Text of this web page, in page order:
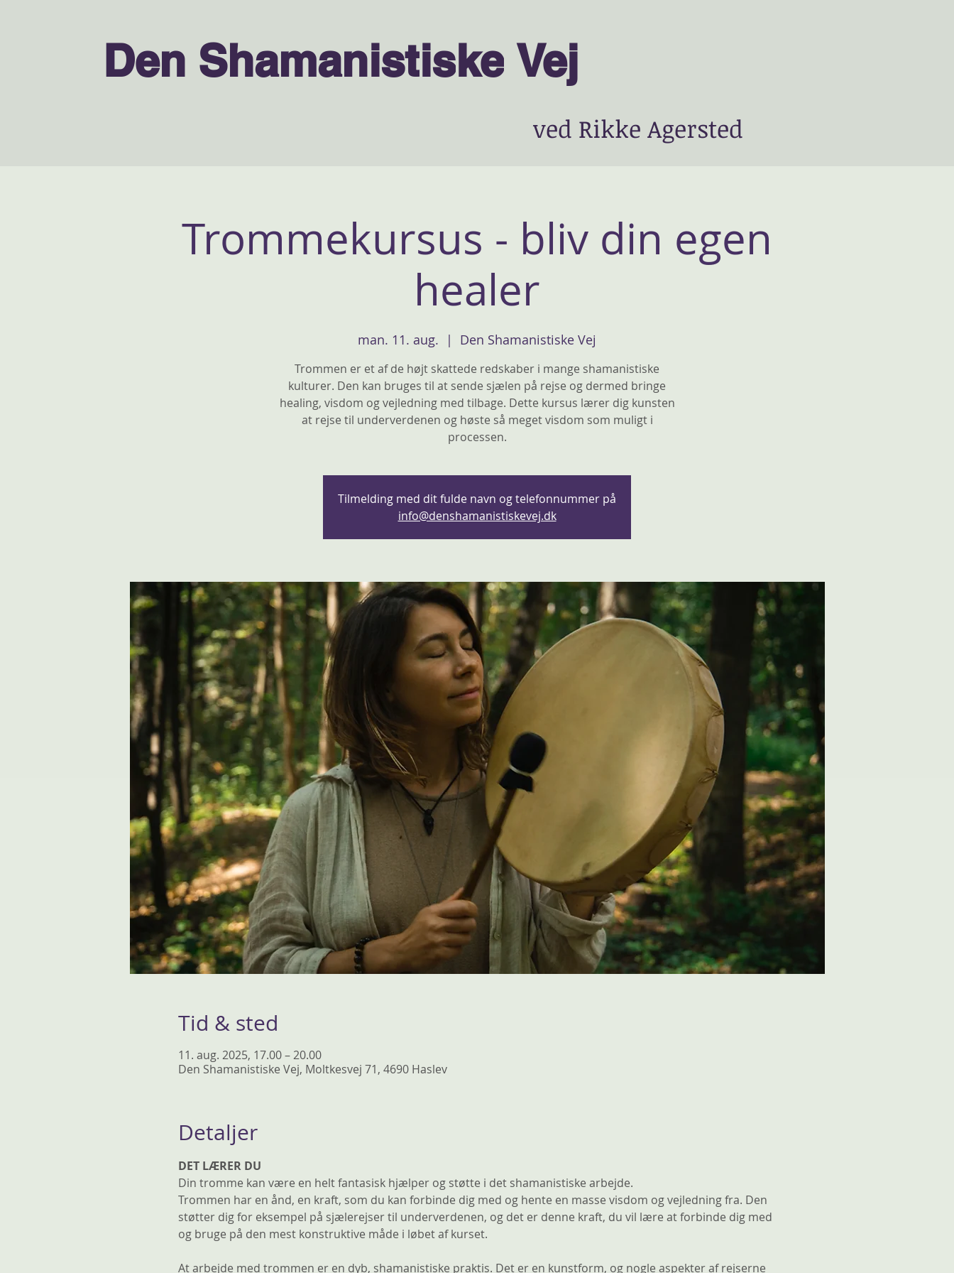
Den Shamanistiske Vej
ved Rikke Agersted
Trommekursus - bliv din egen
healer
man. 11. aug.
  |
Den Shamanistiske Vej
Trommen er et af de højt skattede redskaber i mange shamanistiske
kulturer. Den kan bruges til at sende sjælen på rejse og dermed bringe
healing, visdom og vejledning med tilbage. Dette kursus lærer dig kunsten
at rejse til underverdenen og høste så meget visdom som muligt i
Tilmelding med dit fulde navn og telefonnummer på
info@denshamanistiskevej.dk
Tid & sted
11. aug. 2025, 17.00 – 20.00
Den Shamanistiske Vej, Moltkesvej 71, 4690 Haslev
Detaljer
DET LÆRER DU
Din tromme kan være en helt fantasisk hjælper og støtte i det shamanistiske arbejde.
Trommen har en ånd, en kraft, som du kan forbinde dig med og hente en masse visdom og vejledning fra. Den
støtter dig for eksempel på sjælerejser til underverdenen, og det er denne kraft, du vil lære at forbinde dig med
og bruge på den mest konstruktive måde i løbet af kurset.
At arbejde med trommen er en dyb, shamanistiske praktis. Det er en kunstform, og nogle aspekter af rejserne